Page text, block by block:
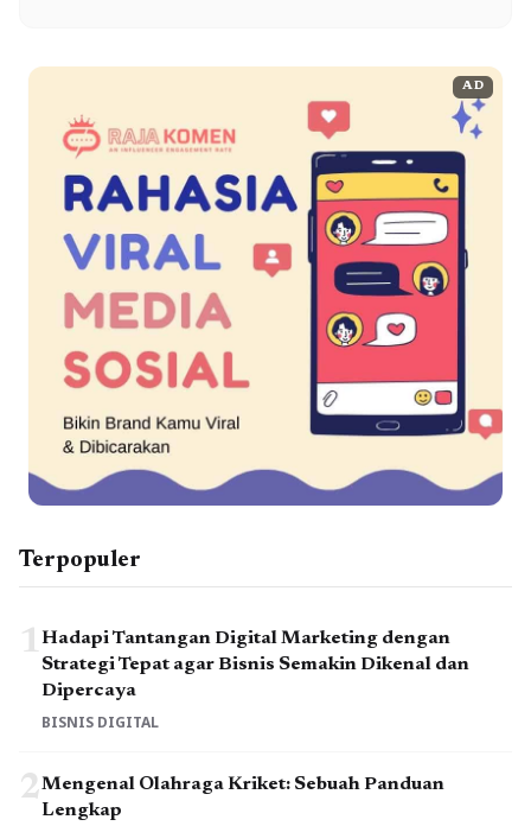
AD
Terpopuler
1Hadapi Tantangan Digital Marketing dengan
Strategi Tepat agar Bisnis Semakin Dikenal dan
Dipercaya
BISNIS DIGITAL
2Mengenal Olahraga Kriket: Sebuah Panduan
Lengkap